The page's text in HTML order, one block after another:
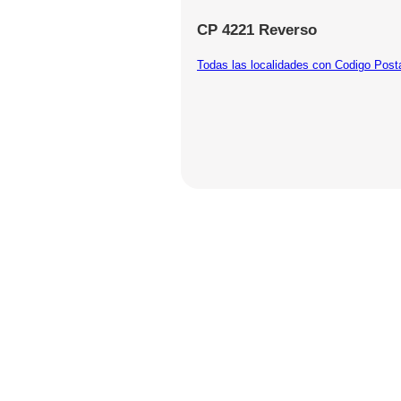
CP 4221 Reverso
Todas las localidades con Codigo